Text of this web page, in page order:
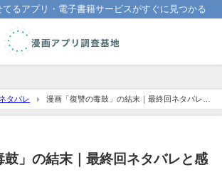
るアプリ・電子書籍サービスがすぐに見つかる
タバレ
漫画「復讐の毒鼓」の結末｜最終回ネタバレと
鼓」の結末｜最終回ネタバレと感